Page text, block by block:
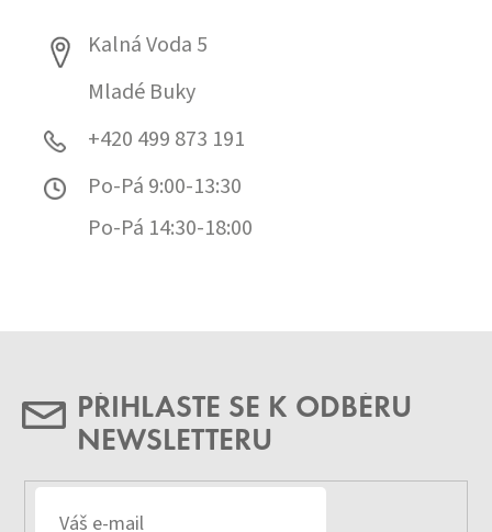
Kalná Voda 5
Mladé Buky
+420 499 873 191
Po-Pá 9:00-13:30
Po-Pá 14:30-18:00
PŘIHLASTE SE K ODBĚRU
NEWSLETTERU